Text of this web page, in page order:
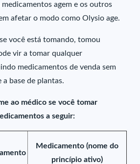
agem e os outros
afetar o modo como Olysio age.
você está tomando, tomou
vir a tomar qualquer
medicamentos de venda sem
a base de plantas.
ao médico se você tomar
a seguir:
Medicamento (nome do
princípio ativo)